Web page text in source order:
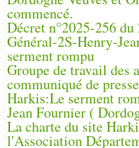
commencé.
Décret n°2025-256 du
Général-2S-Henry-
serment rompu
Groupe de travail des
communiqué de
Harkis:Le serment
Jean Fournier (
La charte du site
l'Association